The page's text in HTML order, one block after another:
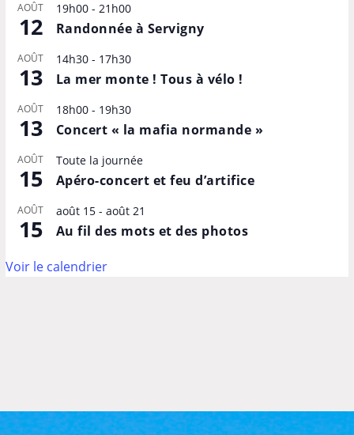
AOÛT
12
19h00- 21h00
Randonnée à Servigny
AOÛT
13
14h30- 17h30
La mer monte ! Tous à vélo !
AOÛT
13
18h00- 19h30
Concert « la mafia normande »
AOÛT
15
Toute la journée
Apéro-concert et feu d’artifice
AOÛT
15
août 15- août 21
Au fil des mots et des photos
Voir le calendrier